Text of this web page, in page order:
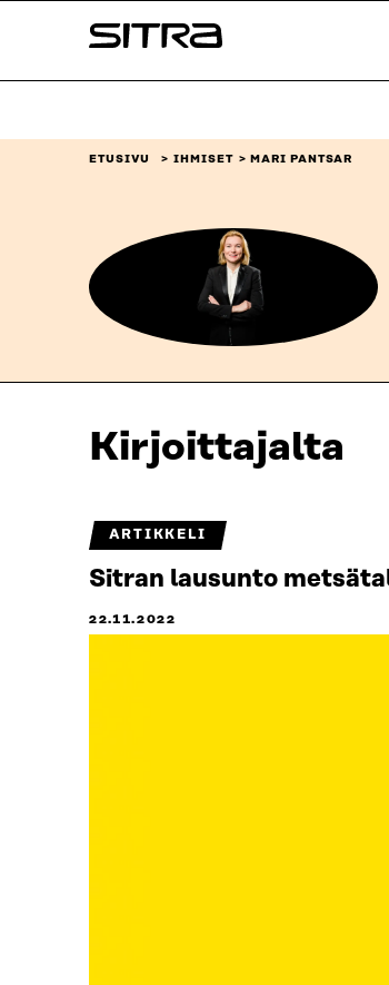
sisältöön
Sitra
ETUSIVU IHMISET MARI PANTSAR
Kirjoittajalta
ARTIKKELI
Sitran lausunto
22.11.2022